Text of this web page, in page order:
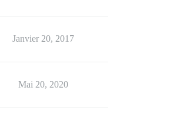
Janvier 20, 2017
Mai 20, 2020